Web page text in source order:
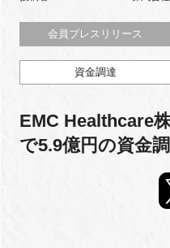
特別会員専用メニュー
施設ご予約
お問い合わせ
会員プレスリリース
資金調達
EMC Healthcare
で5.9億円の資金